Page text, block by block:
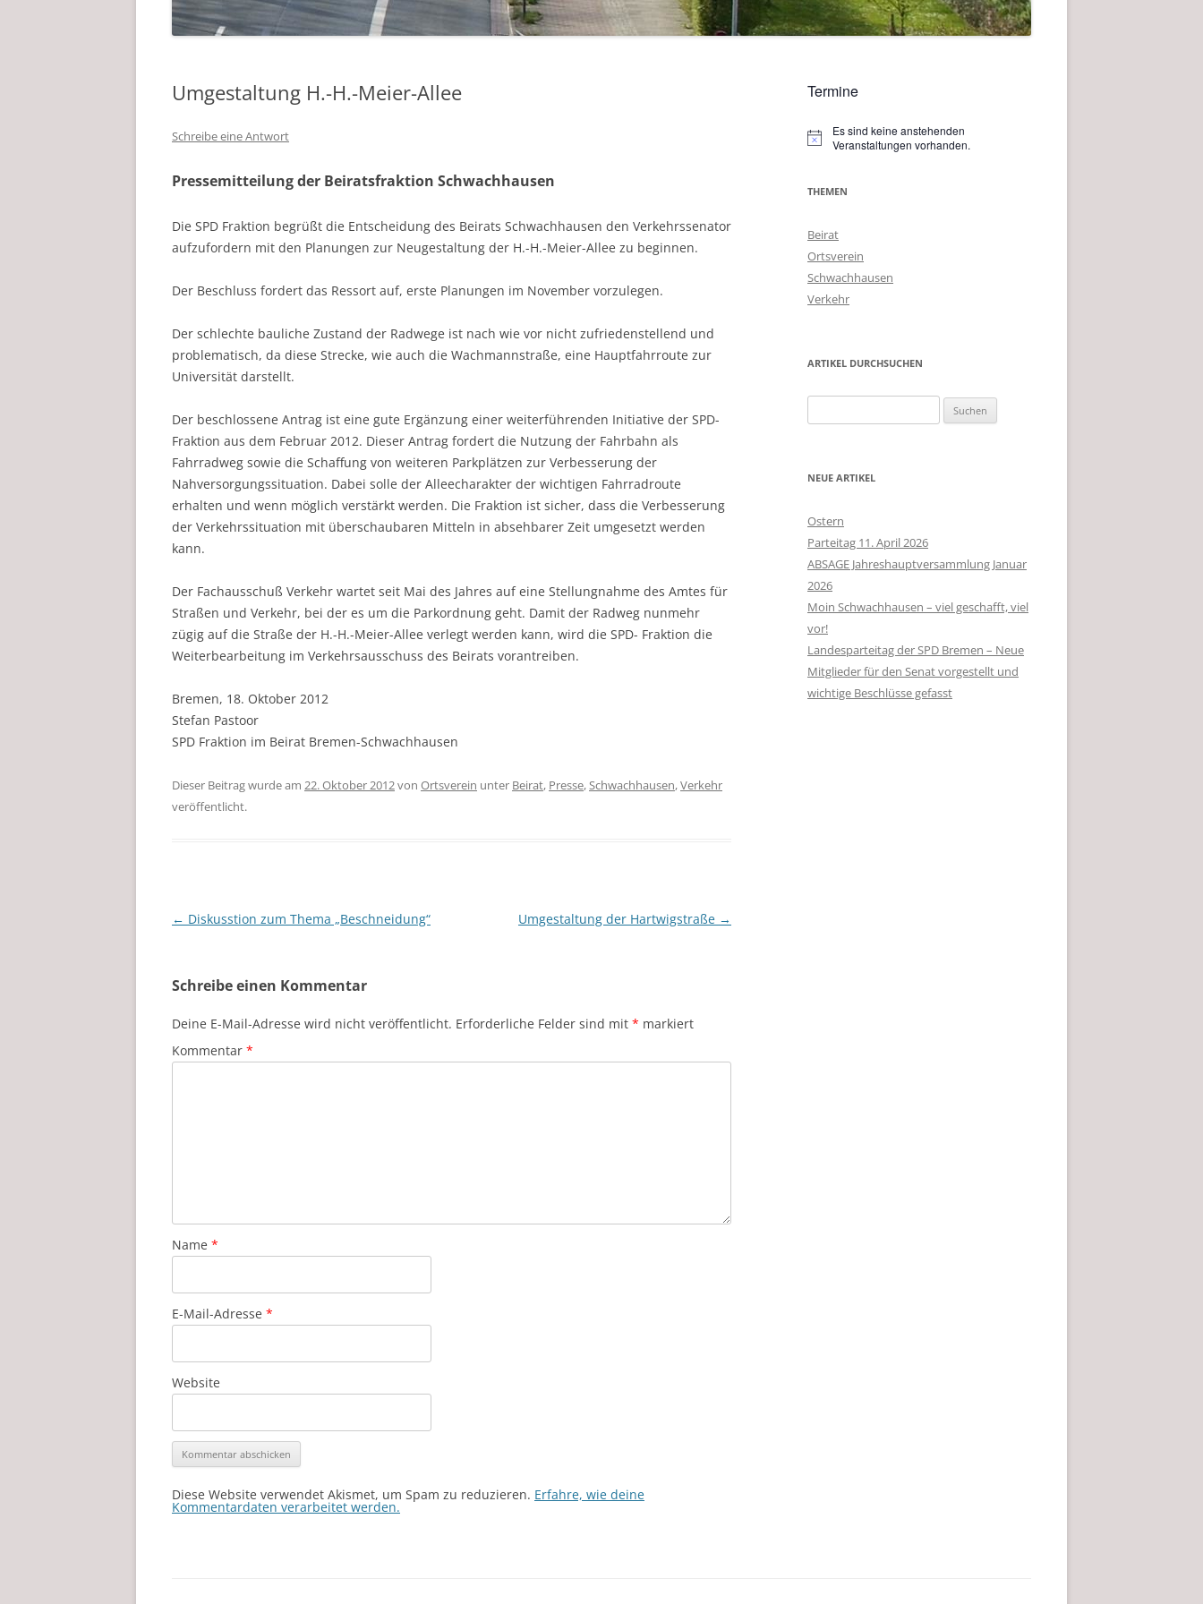
Umgestaltung H.-H.-Meier-Allee
Schreibe eine Antwort
Pressemitteilung der Beiratsfraktion Schwachhausen
Die SPD Fraktion begrüßt die Entscheidung des Beirats Schwachhausen den Verkehrssenator
aufzufordern mit den Planungen zur Neugestaltung der H.-H.-Meier-Allee zu beginnen.
Der Beschluss fordert das Ressort auf, erste Planungen im November vorzulegen.
Der schlechte bauliche Zustand der Radwege ist nach wie vor nicht zufriedenstellend und
problematisch, da diese Strecke, wie auch die Wachmannstraße, eine Hauptfahrroute zur
Universität darstellt.
Der beschlossene Antrag ist eine gute Ergänzung einer weiterführenden Initiative der SPD-
Fraktion aus dem Februar 2012. Dieser Antrag fordert die Nutzung der Fahrbahn als
Fahrradweg sowie die Schaffung von weiteren Parkplätzen zur Verbesserung der
Nahversorgungssituation. Dabei solle der Alleecharakter der wichtigen Fahrradroute
erhalten und wenn möglich verstärkt werden. Die Fraktion ist sicher, dass die Verbesserung
der Verkehrssituation mit überschaubaren Mitteln in absehbarer Zeit umgesetzt werden
kann.
Der Fachausschuß Verkehr wartet seit Mai des Jahres auf eine Stellungnahme des Amtes für
Straßen und Verkehr, bei der es um die Parkordnung geht. Damit der Radweg nunmehr
zügig auf die Straße der H.-H.-Meier-Allee verlegt werden kann, wird die SPD- Fraktion die
Weiterbearbeitung im Verkehrsausschuss des Beirats vorantreiben.
Bremen, 18. Oktober 2012
Stefan Pastoor
SPD Fraktion im Beirat Bremen-Schwachhausen
Dieser Beitrag wurde am 22. Oktober 2012von Ortsverein unter Beirat, Presse,Schwachhausen,Verkehr
veröffentlicht.
Beitragsnavigation
← Diskusstion zum Thema „Beschneidung“ Umgestaltung der Hartwigstraße →
Schreibe einen Kommentar
Deine E-Mail-Adresse wird nicht veröffentlicht. Erforderliche Felder sind mit * markiert
Kommentar *
Name *
E-Mail-Adresse *
Website
Diese Website verwendet Akismet, um Spam zu reduzieren. Erfahre, wie deine
Kommentardaten verarbeitet werden.
Termine
Hinweis
Es sind keine anstehenden
Veranstaltungen vorhanden.
THEMEN
Beirat
Ortsverein
Schwachhausen
Verkehr
ARTIKEL DURCHSUCHEN
nach:
NEUE ARTIKEL
Ostern
Parteitag 11. April 2026
ABSAGE Jahreshauptversammlung Januar
2026
Moin Schwachhausen – viel geschafft, viel
vor!
Landesparteitag der SPD Bremen – Neue
Mitglieder für den Senat vorgestellt und
wichtige Beschlüsse gefasst